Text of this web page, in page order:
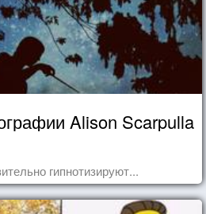
Alison Scarpulla
гипнотизируют...